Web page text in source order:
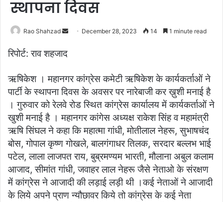
स्थापना दिवस
Rao Shahzad
Send December 28, 2023 14 1 minute read
रिपोर्ट: राव शहजाद
ऋषिकेश । महानगर कांग्रेस कमेटी ऋषिकेश के कार्यकर्ताओं ने
पार्टी के स्थापना दिवस के अवसर पर नारेबाजी कर ख़ुशी मनाई है
। गुरुवार को रेलवे रोड स्थित कांग्रेस कार्यालय में कार्यकर्ताओं ने
खुशी मनाई है । महानगर कांगेस अध्यक्ष राकेश सिंह व महामंत्री
ऋषि सिंघल ने कहा कि महात्मा गांधी, मोतीलाल नेहरू, सुभाषचंद
बोस, गोपाल कृष्ण गोखले, बालगंगाधर तिलक, सरदार बल्लभ भाई
पटेल, लाला लाजपत राय, बुब्रमण्यम भारती, मौलाना अबुल कलाम
आजाद, सीमांत गांधी, जवाहर लाल नेहरू जैसे नेताओ के संरक्षण
में कांग्रेस ने आजादी की लड़ाई लड़ी थी ।कई नेताओं ने आजादी
के लिये अपने प्राण न्यौछावर किये तो कांग्रेस के कई नेता